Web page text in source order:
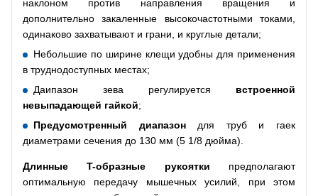
наклоном против направления вращения и
дополнительно закаленные высокочастотными токами,
одинаково захватывают и грани, и круглые детали;
Небольшие по ширине клещи удобны для применения
в труднодоступных местах;
Даипазон зева регулируется встроенной
невыпадающей гайкой;
Предусмотренный диапазондля труб и гаек
диаметрами сечения до 130 мм (5 1/8 дюйма).
ДлинныеT-образные рукоятки предполагают
оптимальную передачу мышечных усилий, при этом